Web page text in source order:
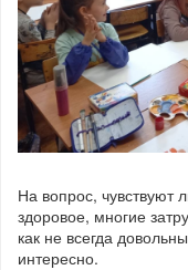
На вопрос, чувствуют
здоровое, многие
как не всегда
интересно.